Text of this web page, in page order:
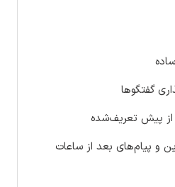
گفتگوها
از پیش تعریف‌شده
و پیام‌های بعد از ساعات